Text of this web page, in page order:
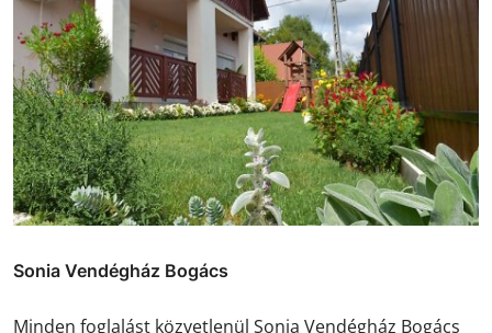
Sonia Vendégház Bogács
Minden foglalást közvetlenül Sonia Vendégház Bogács